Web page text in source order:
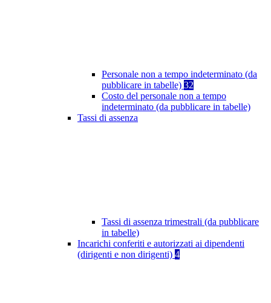
Personale non a tempo indeterminato (da
pubblicare in tabelle) 32
Costo del personale non a tempo
indeterminato (da pubblicare in tabelle)
Tassi di assenza
Tassi di assenza trimestrali (da pubblicare
in tabelle)
Incarichi conferiti e autorizzati ai dipendenti
(dirigenti e non dirigenti) 4